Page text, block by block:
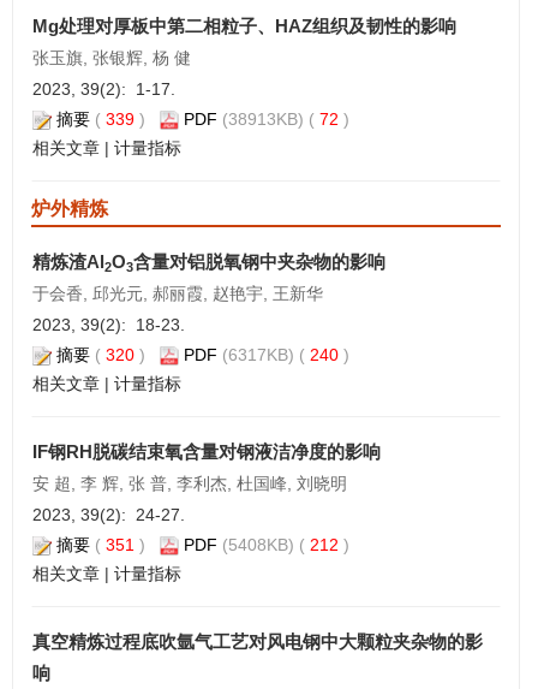
Mg处理对厚板中第二相粒子、HAZ组织及韧性的影响
张玉旗, 张银辉, 杨 健
2023, 39(2): 1-17.
摘要 ( 339 ) PDF (38913KB) ( 72 )
相关文章 | 计量指标
炉外精炼
精炼渣Al2O3含量对铝脱氧钢中夹杂物的影响
于会香, 邱光元, 郝丽霞, 赵艳宇, 王新华
2023, 39(2): 18-23.
摘要 ( 320 ) PDF (6317KB) ( 240 )
相关文章 | 计量指标
IF钢RH脱碳结束氧含量对钢液洁净度的影响
安 超, 李 辉, 张 普, 李利杰, 杜国峰, 刘晓明
2023, 39(2): 24-27.
摘要 ( 351 ) PDF (5408KB) ( 212 )
相关文章 | 计量指标
真空精炼过程底吹氩气工艺对风电钢中大颗粒夹杂物的影
响